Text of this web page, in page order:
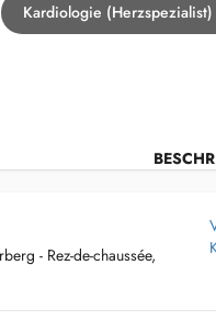
Kardiologie
- Rez-de-chaussée,